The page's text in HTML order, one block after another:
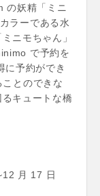
の妖精「ミニ
ラーである水
ニモちゃん」
で予約を
に予約ができ
とのできな
キュートな橋
月 17 日